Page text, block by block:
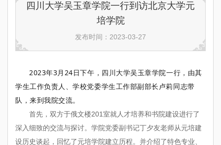
四川大学吴玉章学院一行到访北京大学元
培学院
发布时间：2023-03-27
2023年3月24日下午，四川大学吴玉章学院一行，由其
学生工作负责人、学校党委学生工作部副部长卢莉同志带
队，来到我院交流。
首先，双方于俄文楼201室就人才培养和书院建设进行了
深入细致的交流与探讨。学院党委副书记丁夕友老师从元培建
设历史谈起，回忆了元培学院建立历程。并介绍了特色专业、